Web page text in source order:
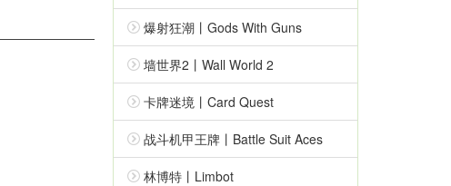
爆射狂潮丨Gods With Guns
墙世界2丨Wall World 2
卡牌迷境丨Card Quest
战斗机甲王牌丨Battle Suit Aces
林博特丨Limbot